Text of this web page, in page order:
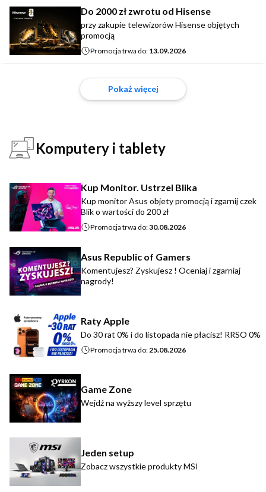
Do 2000 zł zwrotu od Hisense
przy zakupie telewizorów Hisense objętych
promocją
Promocja trwa do: 13.09.2026
Pokaż więcej
Komputery i tablety
Kup Monitor. Ustrzel Blika
Kup monitor Asus objety promocją i zgarnij czek
Blik o wartości do 200 zł
Promocja trwa do:30.08.2026
Asus Republic of Gamers
Komentujesz? Zyskujesz ! Oceniaj i zgarniaj
nagrody!
Raty Apple
Do 30 rat 0% i do listopada nie płacisz! RRSO 0%
Promocja trwa do: 25.08.2026
Game Zone
Wejdź na wyższy level sprzętu
Jeden setup
Zobacz wszystkie produkty MSI